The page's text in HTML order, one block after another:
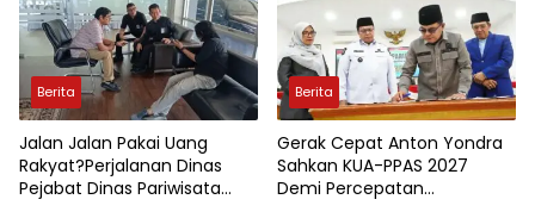
Berita
Jalan Jalan Pakai Uang
Rakyat?Perjalanan Dinas
Pejabat Dinas Pariwisata
Berita
Gerak Cepat Anton Yondra
Sahkan KUA-PPAS 2027
Demi Percepatan